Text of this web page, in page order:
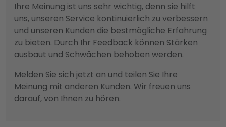
Ihre Meinung ist uns sehr wichtig, denn sie hilft
uns, unseren Service kontinuierlich zu verbessern
und unseren Kunden die bestmögliche Erfahrung
zu bieten. Durch Ihr Feedback können Stärken
ausbaut und Schwächen behoben werden.
Melden Sie sich jetzt an und teilen Sie Ihre
Meinung mit anderen Kunden. Wir freuen uns
darauf, von Ihnen zu hören.